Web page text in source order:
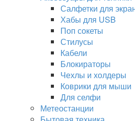
Салфетки для
Хабы для USB
Поп сокеты
Стилусы
Кабели
Блокираторы
Чехлы и холдеры
Коврики для мыши
Для селфи
Метеостанции